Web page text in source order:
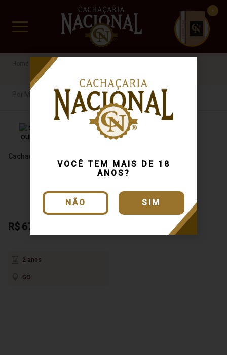
VOCÊ TEM MAIS DE 18
ANOS?
NÃO SIM
www.cachacarianacional.com.br
CUIDADO FRÁGIL
Cachaça
Cachaça Da Posse Ouro 700ml
R$ 67,70
2 anos
GO